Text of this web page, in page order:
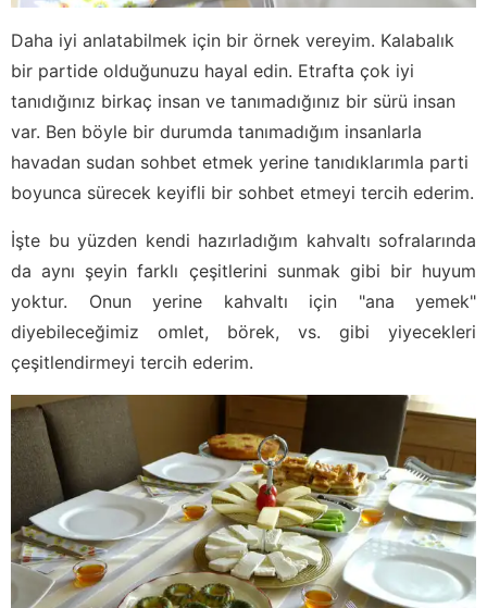
Daha iyi anlatabilmek için bir örnek vereyim. Kalabalık
bir partide olduğunuzu hayal edin. Etrafta çok iyi
tanıdığınız birkaç insan ve tanımadığınız bir sürü insan
var. Ben böyle bir durumda tanımadığım insanlarla
havadan sudan sohbet etmek yerine tanıdıklarımla parti
boyunca sürecek keyifli bir sohbet etmeyi tercih ederim.
İşte bu yüzden kendi hazırladığım kahvaltı sofralarında
da aynı şeyin farklı çeşitlerini sunmak gibi bir huyum
yoktur. Onun yerine kahvaltı için "ana yemek"
diyebileceğimiz omlet, börek, vs. gibi yiyecekleri
çeşitlendirmeyi tercih ederim.